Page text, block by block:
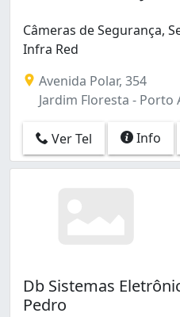
Jardim Itu (4)
Jardim Leopoldina (1)
Jardim Lindóia (5)
Jardim Sabará (2)
Jardim São Pedro (1)
Medianeira (1)
Menino Deus (1)
Mont Serrat (1)
Petrópolis (1)
Praia de Belas (1)
Câmeras de Segurança,
Infra Red
Avenida Polar, 354
Jardim Floresta - Porto
Ver Tel Info
Db Sistemas
Pedro